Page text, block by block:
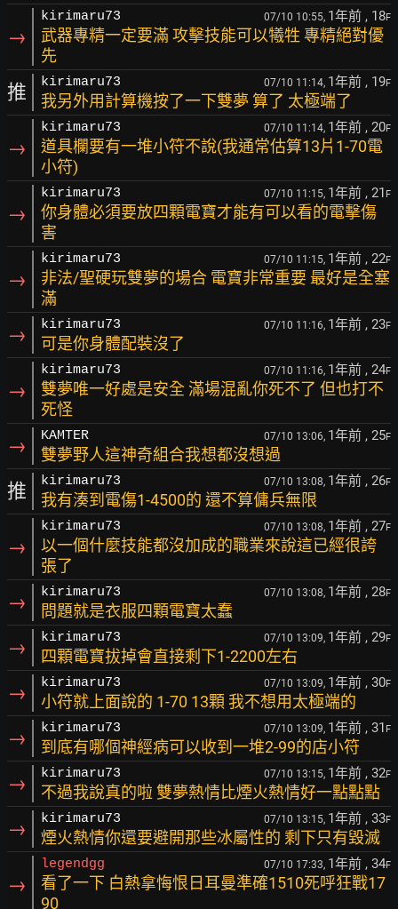
→
kirimaru73 07/10 10:55, 1年前 , 18F
武器專精一定要滿 攻擊技能可以犧牲 專精絕對優
先
推 kirimaru73 07/10 11:14, 1年前 , 19F
我另外用計算機按了一下雙夢 算了 太極端了
→
kirimaru73 07/10 11:14, 1年前 , 20F
道具欄要有一堆小符不說(我通常估算13片1-70電
小符)
→
kirimaru73 07/10 11:15, 1年前 , 21 F
你身體必須要放四顆電寶才能有可以看的電擊傷
害
→
kirimaru73 07/10 11:15, 1年前 , 22F
非法/聖硬玩雙夢的場合 電寶非常重要 最好是全塞
滿
→ kirimaru73 07/10 11:16, 1年前 , 23F
可是你身體配裝沒了
→
kirimaru73 07/10 11:16, 1年前 , 24F
雙夢唯一好處是安全 滿場混亂你死不了 但也打不
死怪
→ KAMTER 07/10 13:06, 1年前 , 25F
雙夢野人這神奇組合我想都沒想過
推 kirimaru73 07/10 13:08, 1年前 , 26F
我有湊到電傷1-4500的 還不算傭兵無限
→
kirimaru73 07/10 13:08, 1年前 , 27F
以一個什麼技能都沒加成的職業來說這已經很誇
張了
→ kirimaru73 07/10 13:08, 1年前 , 28F
問題就是衣服四顆電寶太蠢
→ kirimaru73 07/10 13:09, 1年前 , 29F
四顆電寶拔掉會直接剩下1-2200左右
→ kirimaru73 07/10 13:09, 1年前 , 30F
小符就上面說的 1-70 13顆 我不想用太極端的
→ kirimaru73 07/10 13:09, 1年前 , 31 F
到底有哪個神經病可以收到一堆2-99的店小符
→ kirimaru73 07/10 13:15, 1年前 , 32F
不過我說真的啦 雙夢熱情比煙火熱情好一點點點
→ kirimaru73 07/10 13:15, 1年前 , 33F
煙火熱情你還要避開那些冰屬性的 剩下只有毀滅
→
legendgg 07/10 17:33, 1年前 , 34F
看了一下 白熱拿悔恨日耳曼準確1510死呼狂戰17
90